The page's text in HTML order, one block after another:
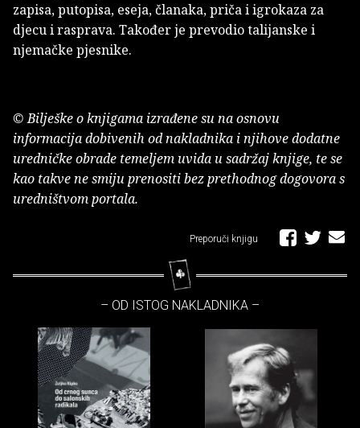
zapisa, putopisa, eseja, članaka, priča i igrokaza za
djecu i rasprava. Također je prevodio talijanske i
njemačke pjesnike.
© Bilješke o knjigama izrađene su na osnovu
informacija dobivenih od nakladnika i njihove dodatne
uredničke obrade temeljem uvida u sadržaj knjige, te se
kao takve ne smiju prenositi bez prethodnog dogovora s
uredništvom portala.
Preporuči knjigu
– OD ISTOG NAKLADNIKA –